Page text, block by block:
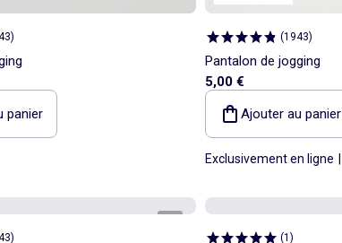
)
panier
(1943)
Pantalon de jogging
5,00 €
Ajouter au panier
Exclusivement en ligne
) (1 )